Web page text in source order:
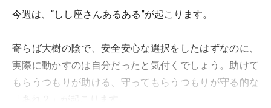
今週は、“しし座さんあるある”が起こります。
寄らば大樹の陰で、安全安心な選択をしたはずなのに、
実際に動かすのは自分だったと気付くでしょう。助けて
もらうつもりが助ける、守ってもらうつもりが守る的な